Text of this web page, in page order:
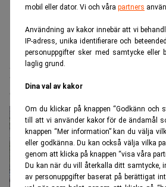
mobil eller dator. Vi och våra partners
Användning av kakor innebär att vi
IP-adress, unika identifierare och
personuppgifter sker med samtycke eller
laglig grund.
Dina val av kakor
Om du klickar på knappen “Godkänn och
till att vi använder kakor för de ändamål
knappen “Mer information” kan du välja
eller godkänna. Du kan också välja vilka
genom att klicka på knappen “visa våra
Du kan när du vill återkalla ditt samtycke,
av personuppgifter baserat på berättigat
Realtid.se Börs & finans
Ryssland förlänger stopp
dieselexport